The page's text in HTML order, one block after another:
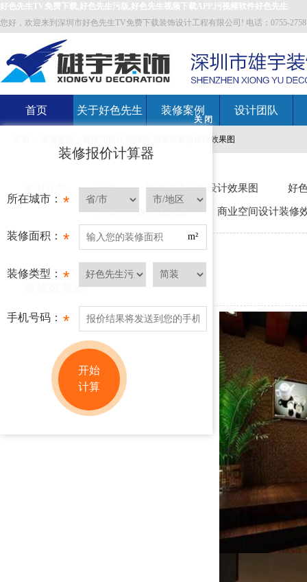
好色先生TV免费下载,好色先生污版,好色先生视频下载APP,污视频软件好色先生
您好，欢迎来到深圳市好色先生TV免费下载装饰设计工程有限公司! 电话：0755-
首页 关于好色先生 装修案例 设计团队
直播间设计,咖啡店,服装店装修设计效果图
全部 好色先生污版设计效果图 好
房屋装修设计效果图 商业空间设计装修
装修效果图
关 闭
装修报价计算器
*
所在城市：
*
装修面积： m²
*
装修类型：
*
手机号码：
开始
计算